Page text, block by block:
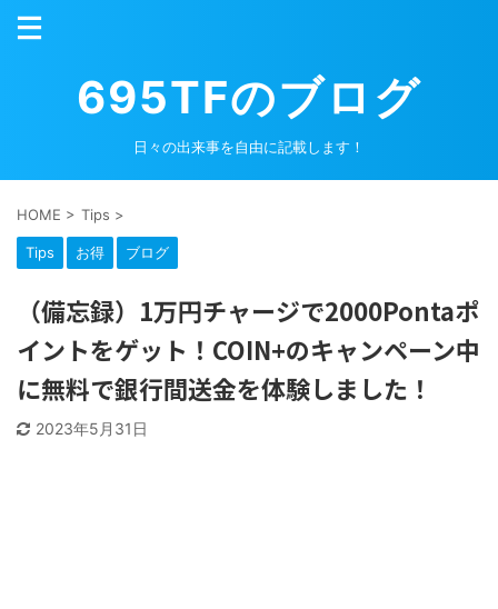
695TFのブログ
日々の出来事を自由に記載します！
HOME > Tips >
Tips お得 ブログ
（備忘録）1万円チャージで2000Pontaポ
イントをゲット！COIN+のキャンペーン中
に無料で銀行間送金を体験しました！
2023年5月31日